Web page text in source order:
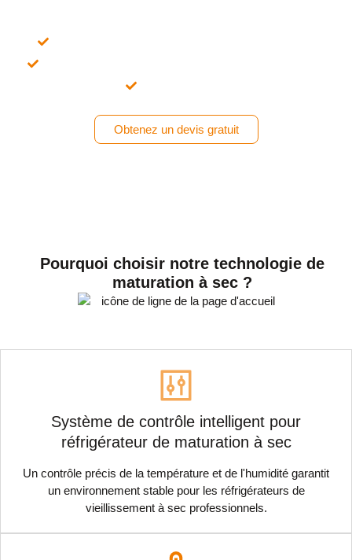
Obtenez un devis gratuit
Pourquoi choisir notre technologie de
maturation à sec ?
Système de contrôle intelligent pour
réfrigérateur de maturation à sec
Un contrôle précis de la température et de l'humidité garantit
un environnement stable pour les réfrigérateurs de
vieillissement à sec professionnels.